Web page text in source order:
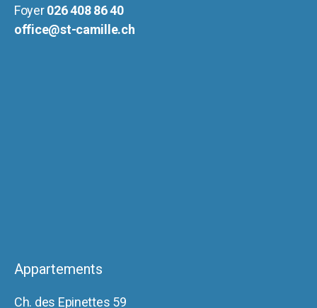
Foyer026 408 86 40
office@st-camille.ch
Appartements
Ch. des Epinettes 59